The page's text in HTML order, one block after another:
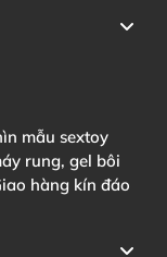
mẫu sextoy
rung, gel bôi
hàng kín đáo